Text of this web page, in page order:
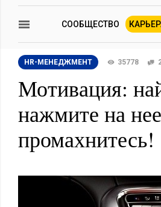
СООБЩЕСТВО
HR-МЕНЕДЖМЕНТ 35778
Мотивация:
нажмите на
промахнитесь!